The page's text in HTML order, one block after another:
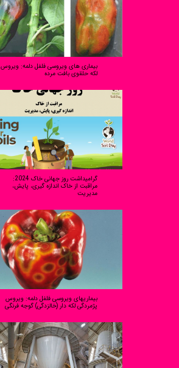
بیماری های ویروسی فلفل دلمه: ویروس
لکه حلقوی بافت مرده
گرامیداشت روز جهانی خاک 2024:
مراقبت از خاک اندازه گیری، پایش،
مدیریت
بیماریهای ویروسی فلفل دلمه: ویروس
پژمردگی لکه دار (خالزدگی) گوجه فرنگی